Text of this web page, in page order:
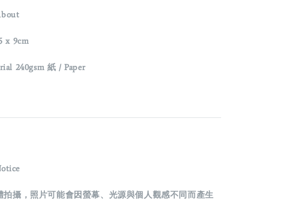
x 9cm
240gsm 紙 / Paper
拍攝，照片可能會因螢幕、光源與個人觀感不同而產生